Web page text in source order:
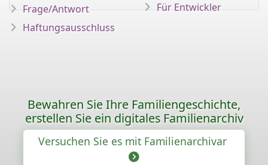
Frage/Antwort
Haftungsausschluss
Für Entwickler
Bewahren Sie Ihre Familiengeschichte,
erstellen Sie ein digitales Familienarchiv
Versuchen Sie es mit Familienarchivar